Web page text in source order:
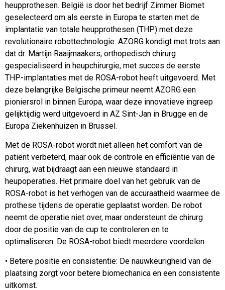
heupprothesen. België is door het bedrijf Zimmer Biomet
geselecteerd om als eerste in Europa te starten met de
implantatie van totale heupprothesen (THP) met deze
revolutionaire robottechnologie. AZORG kondigt met trots aan
dat dr. Martijn Raaijmaakers, orthopedisch chirurg
gespecialiseerd in heupchirurgie, met succes de eerste
THP-implantaties met de ROSA-robot heeft uitgevoerd. Met
deze belangrijke Belgische primeur neemt AZORG een
pioniersrol in binnen Europa, waar deze innovatieve ingreep
gelijktijdig werd uitgevoerd in AZ Sint-Jan in Brugge en de
Europa Ziekenhuizen in Brussel.
Met de ROSA-robot wordt niet alleen het comfort van de
patiënt verbeterd, maar ook de controle en efficiëntie van de
chirurg, wat bijdraagt aan een nieuwe standaard in
heupoperaties. Het primaire doel van het gebruik van de
ROSA-robot is het verhogen van de accuraatheid waarmee de
prothese tijdens de operatie geplaatst worden. De robot
neemt de operatie niet over, maar ondersteunt de chirurg
door de positie van de cup te controleren en te
optimaliseren. De ROSA-robot biedt meerdere voordelen:
• Betere positie en consistentie: De nauwkeurigheid van de
plaatsing zorgt voor betere biomechanica en een consistente
uitkomst.